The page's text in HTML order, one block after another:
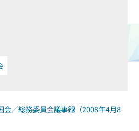
会／総務委員会議事録（2008年4月8